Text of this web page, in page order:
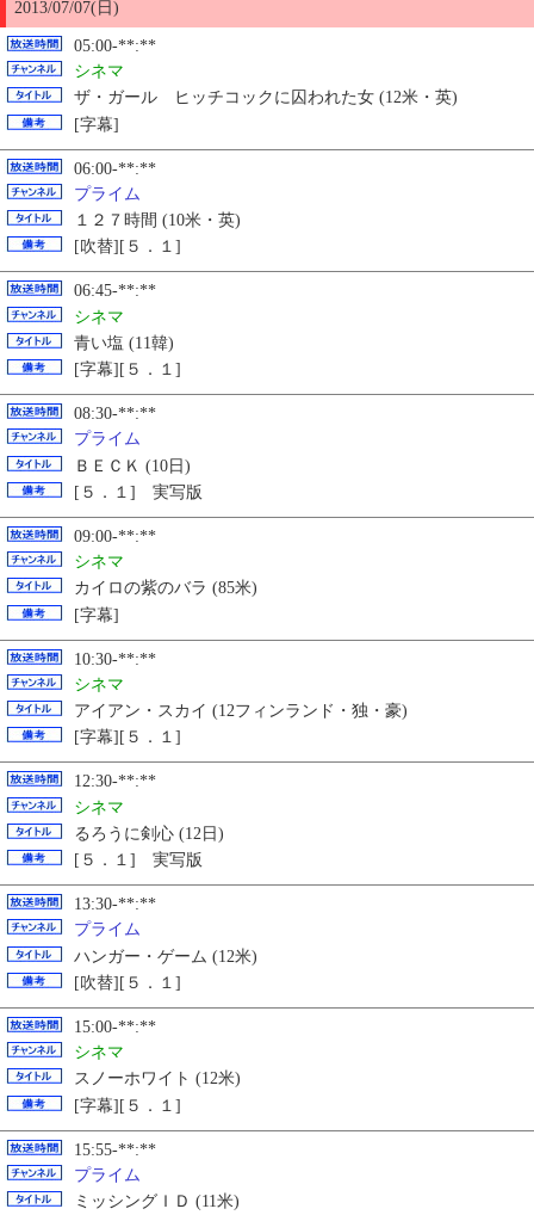
2013/07/07(日)
05:00-**:**
シネマ
ザ・ガール ヒッチコックに囚われた女 (12米・英)
[字幕]
06:00-**:**
プライム
１２７時間 (10米・英)
[吹替][５．１]
06:45-**:**
シネマ
青い塩 (11韓)
[字幕][５．１]
08:30-**:**
プライム
ＢＥＣＫ (10日)
[５．１] 実写版
09:00-**:**
シネマ
カイロの紫のバラ (85米)
[字幕]
10:30-**:**
シネマ
アイアン・スカイ (12フィンランド・独・豪)
[字幕][５．１]
12:30-**:**
シネマ
るろうに剣心 (12日)
[５．１] 実写版
13:30-**:**
プライム
ハンガー・ゲーム (12米)
[吹替][５．１]
15:00-**:**
シネマ
スノーホワイト (12米)
[字幕][５．１]
15:55-**:**
プライム
ミッシングＩＤ (11米)